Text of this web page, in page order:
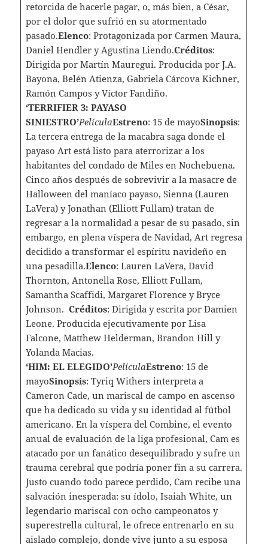
retorcida de hacerle pagar, o, más bien, a César,
por el dolor que sufrió en su atormentado
pasado.Elenco: Protagonizada por Carmen Maura,
Daniel Hendler y Agustina Liendo.Créditos:
Dirigida por Martín Mauregui. Producida por J.A.
Bayona, Belén Atienza, Gabriela Cárcova Kichner,
Ramón Campos y Víctor Fandiño.
‘TERRIFIER 3: PAYASO
SINIESTRO’PelículaEstreno: 15 de mayoSinopsis:
La tercera entrega de la macabra saga donde el
payaso Art está listo para aterrorizar a los
habitantes del condado de Miles en Nochebuena.
Cinco años después de sobrevivir a la masacre de
Halloween del maníaco payaso, Sienna (Lauren
LaVera) y Jonathan (Elliott Fullam) tratan de
regresar a la normalidad a pesar de su pasado, sin
embargo, en plena víspera de Navidad, Art regresa
decidido a transformar el espíritu navideño en
una pesadilla.Elenco: Lauren LaVera, David
Thornton, Antonella Rose, Elliott Fullam,
Samantha Scaffidi, Margaret Florence y Bryce
Johnson. Créditos: Dirigida y escrita por Damien
Leone. Producida ejecutivamente por Lisa
Falcone, Matthew Helderman, Brandon Hill y
Yolanda Macias.
‘HIM: EL ELEGIDO’PelículaEstreno: 15 de
mayoSinopsis: Tyriq Withers interpreta a
Cameron Cade, un mariscal de campo en ascenso
que ha dedicado su vida y su identidad al fútbol
americano. En la víspera del Combine, el evento
anual de evaluación de la liga profesional, Cam es
atacado por un fanático desequilibrado y sufre un
trauma cerebral que podría poner fin a su carrera.
Justo cuando todo parece perdido, Cam recibe una
salvación inesperada: su ídolo, Isaiah White, un
legendario mariscal con ocho campeonatos y
superestrella cultural, le ofrece entrenarlo en su
aislado complejo, donde vive junto a su esposa